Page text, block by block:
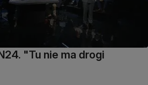
"Tu nie ma drogi